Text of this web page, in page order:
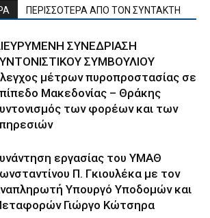
ΠΕΡΙΣΣΟΤΕΡΑ ΑΠΟ ΤΟΝ ΣΥΝΤΑΚΤΗ
ΣΥΝΕΔΡΙΑΣΗ
ΣΥΜΒΟΥΛΙΟΥ
μέτρων πυροπροστασίας σε
Μακεδονίας – Θράκης
των φορέων και των
εργασίας του ΥΜΑΘ
Π. Γκιουλέκα με τον
Υπουργό Υποδομών και
Γιώργο Κώτσηρα